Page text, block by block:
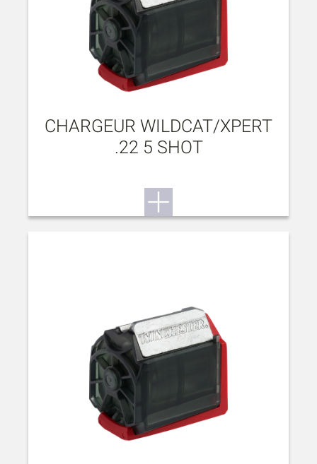
CHARGEUR WILDCAT/XPERT
.22 5 SHOT